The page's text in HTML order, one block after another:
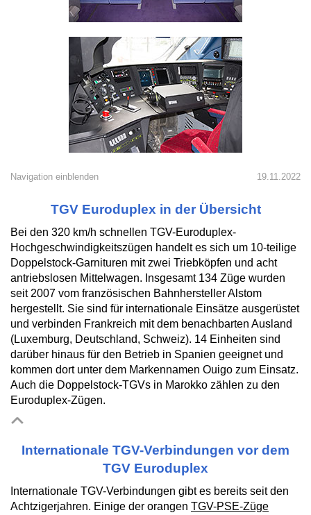
Navigation einblenden 19.11.2022
TGV Euroduplex in der Übersicht
Bei den 320 km/h schnellen TGV-Euroduplex-
Hochgeschwindigkeitszügen handelt es sich um 10-teilige
Doppelstock-Garnituren mit zwei Triebköpfen und acht
antriebslosen Mittelwagen. Insgesamt 134 Züge wurden
seit 2007 vom französischen Bahnhersteller Alstom
hergestellt. Sie sind für internationale Einsätze ausgerüstet
und verbinden Frankreich mit dem benachbarten Ausland
(Luxemburg, Deutschland, Schweiz). 14 Einheiten sind
darüber hinaus für den Betrieb in Spanien geeignet und
kommen dort unter dem Markennamen Ouigo zum Einsatz.
Auch die Doppelstock-TGVs in Marokko zählen zu den
Euroduplex-Zügen.
Internationale TGV-Verbindungen vor dem
TGV Euroduplex
Internationale TGV-Verbindungen gibt es bereits seit den
Achtzigerjahren. Einige der orangen TGV-PSE-Züge